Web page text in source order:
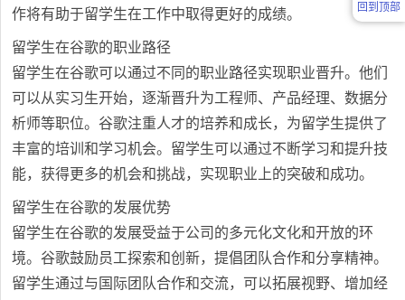
作将有助于留学生在工作中取得更好的成绩。
留学生在谷歌的职业路径
留学生在谷歌可以通过不同的职业路径实现职业晋升。他们
可以从实习生开始，逐渐晋升为工程师、产品经理、数据分
析师等职位。谷歌注重人才的培养和成长，为留学生提供了
丰富的培训和学习机会。留学生可以通过不断学习和提升技
能，获得更多的机会和挑战，实现职业上的突破和成功。
留学生在谷歌的发展优势
留学生在谷歌的发展受益于公司的多元化文化和开放的环
境。谷歌鼓励员工探索和创新，提倡团队合作和分享精神。
留学生通过与国际团队合作和交流，可以拓展视野、增加经
回到顶部